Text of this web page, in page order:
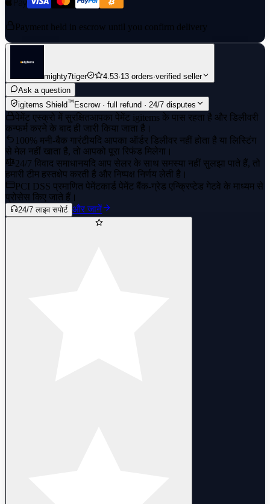
Payment held in escrow until you confirm delivery
mighty7tiger 4.53·13 orders·verified seller
Ask a question
igitems Shield™ Escrow · full refund · 24/7 disputes
पेमेंट एस्क्रो में सुरक्षितआपका पेमेंट igitems के पास रहता है और डिलीवरी
कन्फर्म करने के बाद ही जारी किया जाता है।
100% मनी-बैक गारंटीयदि आपका ऑर्डर डिलीवर नहीं होता है या लिस्टिंग
से मेल नहीं खाता है, तो आपको पूरा रिफंड मिलेगा।
24/7 विवाद समाधानयदि आप सेलर के साथ समस्या नहीं सुलझा पाते हैं, तो
हमारी टीम हस्तक्षेप करती है और निष्पक्ष निर्णय लेती है।
PCI DSS प्रमाणित पेमेंटकार्ड पेमेंट बैंक-ग्रेड एन्क्रिप्टेड गेटवे के माध्यम से
प्रोसेस किए जाते हैं।
24/7 लाइव सपोर्ट और जानें